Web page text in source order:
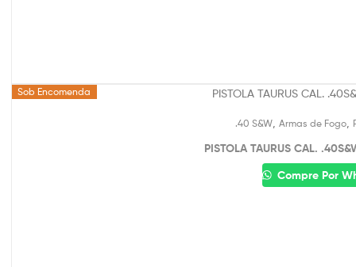
Sob Encomenda
.40 S&W Armas de Fogo
PISTOLA TAURUS CAL.
Compre Por